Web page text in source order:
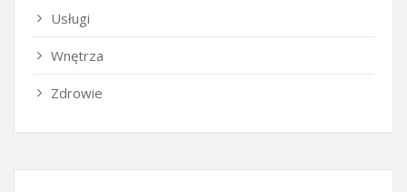
Usługi
Wnętrza
Zdrowie